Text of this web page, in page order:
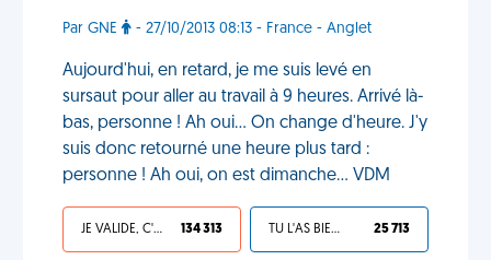
Par GNE - 27/10/2013 08:13 - France - Anglet
Aujourd'hui, en retard, je me suis levé en
sursaut pour aller au travail à 9 heures. Arrivé là-
bas, personne ! Ah oui... On change d'heure. J'y
suis donc retourné une heure plus tard :
personne ! Ah oui, on est dimanche... VDM
JE VALIDE, C'EST UNE VDM 134 313 TU L'AS BIEN MÉRITÉ 25 713